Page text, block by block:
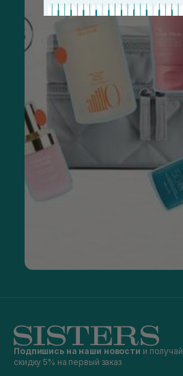
Подпишись на наши новости и получай
скидку 5% на первый заказ